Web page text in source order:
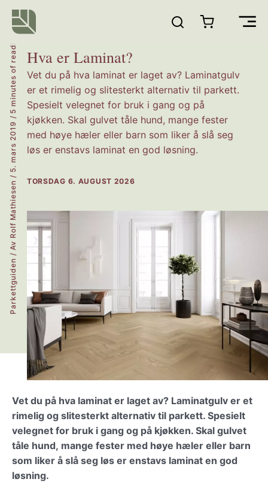
Hopp
rett
innholdetHva er Laminat?
Vet du på hva laminat er laget av? Laminatgulv
er et rimelig og slitesterkt alternativ til parkett.
Spesielt velegnet for bruk i gang og på
kjøkken. Skal gulvet tåle hund, mange fester
med høye hæler eller barn som liker å slå seg
løs er enstavs laminat en god løsning.
TORSDAG 6. AUGUST 2026
Parkettguiden
/ Av
Rolf Mathiesen
/
5. mars 2019
/
5 minutes of reading
Vet du på hva laminat er laget av? Laminatgulv er et
rimelig og slitesterkt alternativ til parkett. Spesielt
velegnet for bruk i gang og på kjøkken. Skal gulvet
tåle hund, mange fester med høye hæler eller barn
som liker å slå seg løs er enstavs laminat en god
løsning.